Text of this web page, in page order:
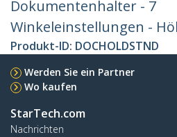
Dokumentenhalter - 7
Winkeleinstellungen -
Produkt-ID: DOCHOLDSTND
Werden Sie ein Partner
Wo kaufen
StarTech.com
Nachrichten